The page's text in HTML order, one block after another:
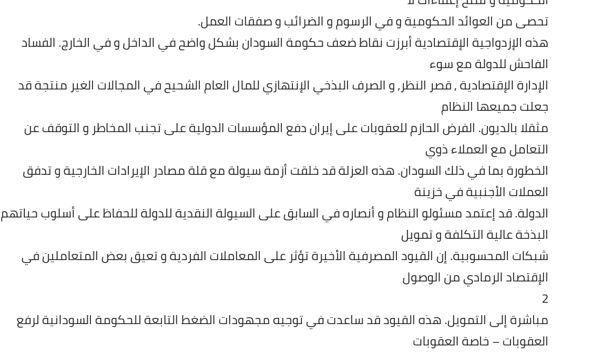
تحصىمنالعوائدالحكوميةوفيالرسوموالضرائبوصفقات العمل.
هذهالإزدواجيةالإقتصاديةأبرزت نقاطضعفحكومةالسودانبشكلواضحفيالداخلوفيالخارج. الفساد
الفاحشللدولةمعسوء
الإدارةالإقتصادية,قصر النظر,والصرفالبذخيالإنتهازيللمالالعامالشحيحفيالمجالات الغير منتجةقد
جعلتجميعها النظام
مثقلابالديون. الفرضالحازمللعقوباتعلىإيراندفعالمؤسسات الدوليةعلىتجنب المخاطر والتوقفعن
التعاملمعالعملاءذوي
الخطورةبمافيذلك السودان.هذهالعزلةقدخلقتأزمةسيولةمعقلةمصادر الإيرادات الخارجيةوتدفق
العملات الأجنبيةفيخزينة
الدولة.قدإعتمدمسئولوالنظاموأنصارهفيالسابقعلىالسيولةالنقديةللدولةللحفاظعلىأسلوبحياتهم
البذخةعاليةالتكلفةوتمويل
شبكات المحسوبية.إنالقيودالمصرفيةالأخيرةتؤثر علىالمعاملات الفرديةوتعيقبعضالمتعاملينفي
الإقتصادالرماديمنالوصول
2
مباشرةإلىالتمويل.هذهالقيودقدساعدتفيتوجيهمجهودات الضغطالتابعةللحكومةالسودانيةلرفع
العقوبات–خاصةالعقوبات